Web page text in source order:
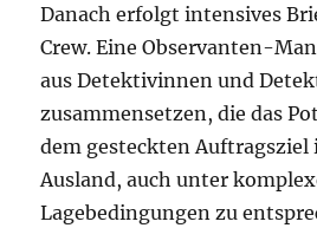
Danach erfolgt intensives
Crew. Eine Observanten-
aus Detektivinnen und
zusammensetzen, die das
dem gesteckten
Ausland, auch unter
Lagebedingungen zu